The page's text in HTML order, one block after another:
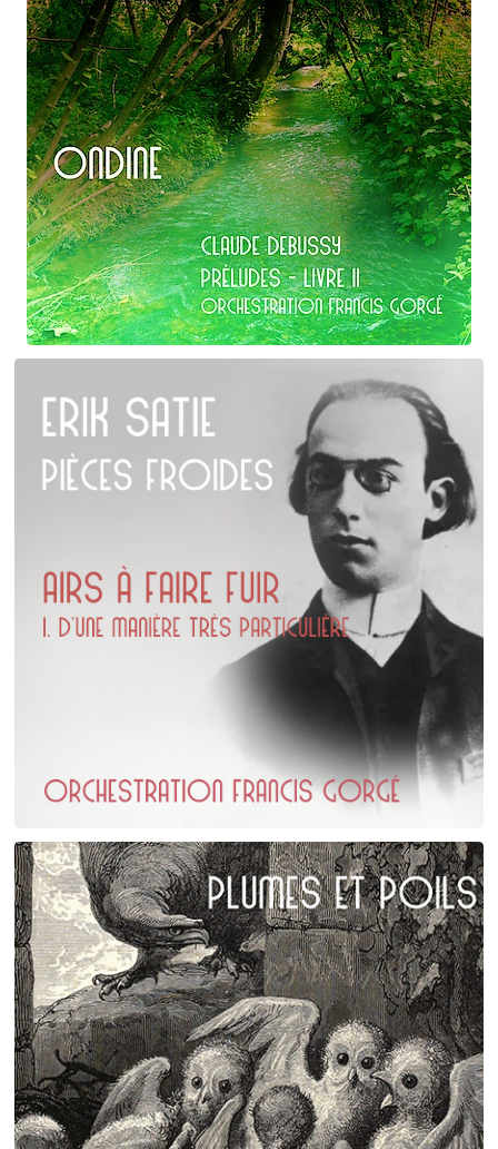
Claude Debussy
Ondine
Erik Satie
D'une manière particulière